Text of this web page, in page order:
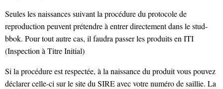
Seules les naissances suivant la procédure du protocole de
reproduction peuvent prétendre à entrer directement dans le stud-
bbok. Pour tout autre cas, il faudra passer les produits en ITI
(Inspection à Titre Initial)
Si la procédure est respectée, à la naissance du produit vous pouvez
déclarer celle-ci sur le site du SIRE avec votre numéro de saillie. La